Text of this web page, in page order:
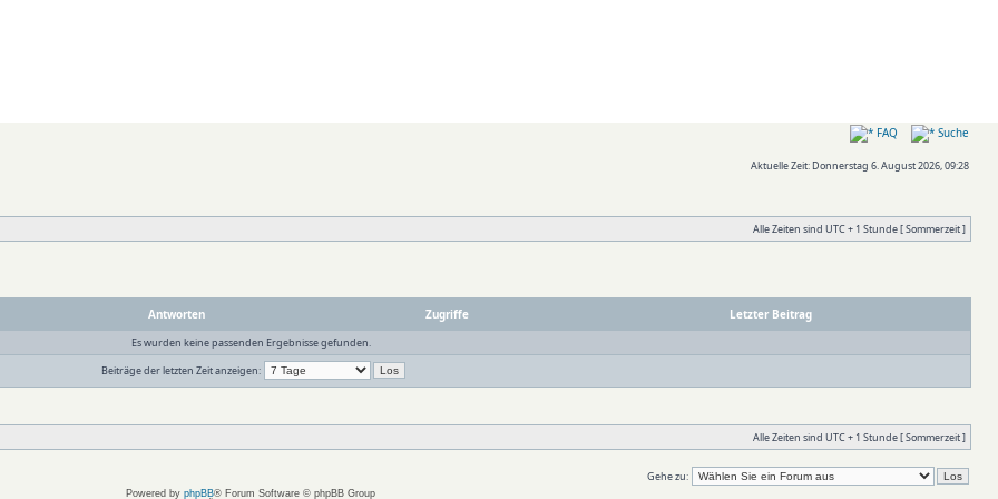
FAQ Suche
Aktuelle Zeit: Donnerstag 6. August 2026, 09:28
Alle Zeiten sind UTC + 1 Stunde [ Sommerzeit ]
Antworten Zugriffe Letzter Beitrag
Es wurden keine passenden Ergebnisse gefunden.
Beiträge der letzten Zeit anzeigen:
Alle Zeiten sind UTC + 1 Stunde [ Sommerzeit ]
Gehe zu:
Powered by phpBB® Forum Software © phpBB Group